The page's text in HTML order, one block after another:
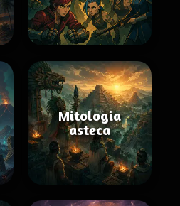
Mitologia
asteca